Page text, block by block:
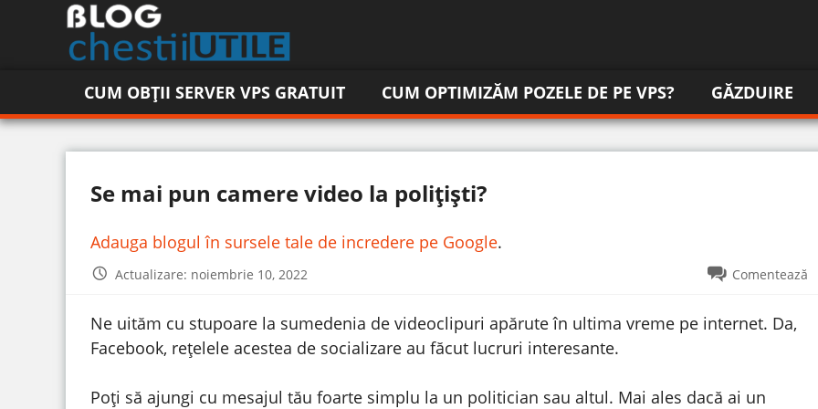
CUM OBȚII SERVER VPS GRATUIT CUM OPTIMIZĂM POZELE DE PE VPS? GĂZDUIRE
Se mai pun camere video la polițiști?
Adauga blogul în sursele tale de incredere pe Google.
Actualizare: noiembrie 10, 2022 Comentează
Ne uităm cu stupoare la sumedenia de videoclipuri apărute în ultima vreme pe internet. Da,
Facebook, rețelele acestea de socializare au făcut lucruri interesante.
Poți să ajungi cu mesajul tău foarte simplu la un politician sau altul. Mai ales dacă ai un